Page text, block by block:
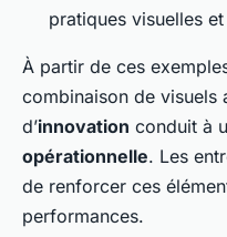
pratiques visuelles
À partir de ces
combinaison de visuels
d’innovation conduit à
opérationnelle. Les
de renforcer ces
performances.